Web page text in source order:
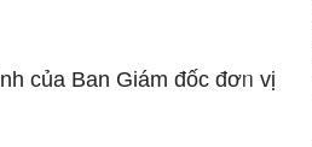
của Ban Giám đốc đơᥒ vị